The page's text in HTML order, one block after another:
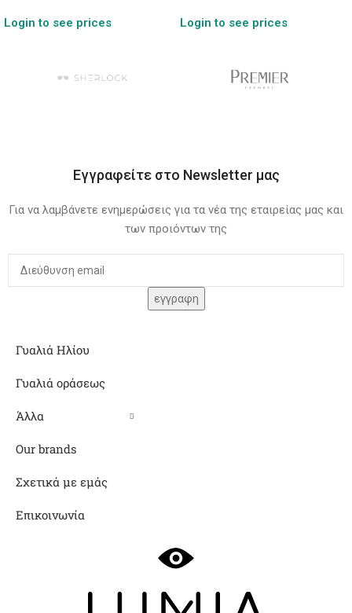
Login to see prices Login to see prices
Εγγραφείτε στο Newsletter μας
Για να λαμβάνετε ενημερώσεις για τα νέα της εταιρείας μας και
των προιόντων της
Γυαλιά Ηλίου
Γυαλιά οράσεως
Άλλα
Our brands
Σχετικά με εμάς
Επικοινωνία